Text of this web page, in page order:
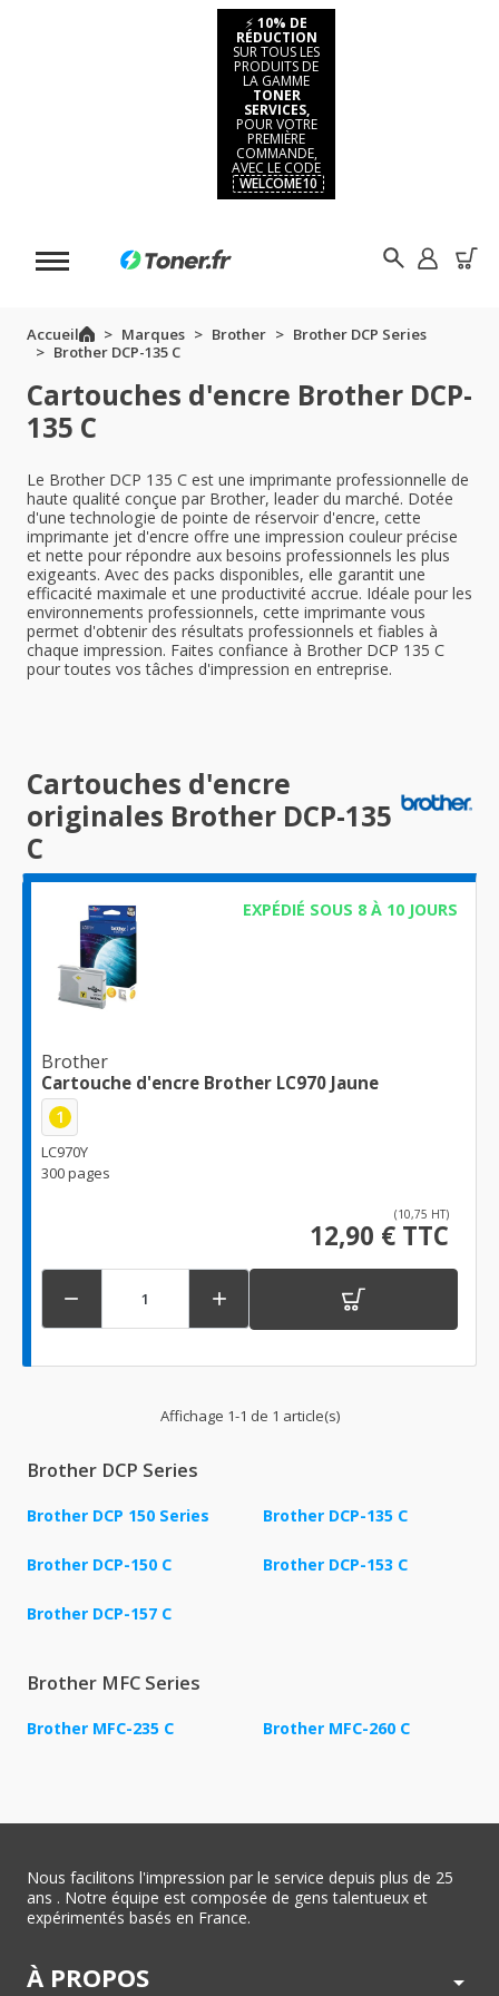
⚡ 10% DE
RÉDUCTION
SUR TOUS LES
PRODUITS DE
LA GAMME
TONER
SERVICES,
POUR VOTRE
PREMIÈRE
COMMANDE,
AVEC LE CODE
WELCOME10
Accueil Marques Brother
Brother DCP Series
Brother DCP-135 C
Cartouches d'encre Brother DCP-
135 C
Le Brother DCP 135 C est une imprimante professionnelle de
haute qualité conçue par Brother, leader du marché. Dotée
d'une technologie de pointe de réservoir d'encre, cette
imprimante jet d'encre offre une impression couleur précise
et nette pour répondre aux besoins professionnels les plus
exigeants. Avec des packs disponibles, elle garantit une
efficacité maximale et une productivité accrue. Idéale pour les
environnements professionnels, cette imprimante vous
permet d'obtenir des résultats professionnels et fiables à
chaque impression. Faites confiance à Brother DCP 135 C
pour toutes vos tâches d'impression en entreprise.
Cartouches d'encre
originales Brother DCP-135
C
EXPÉDIÉ SOUS 8 À 10 JOURS
Brother
Cartouche d'encre Brother LC970 Jaune
1
LC970Y
300 pages
(10,75 HT)
12,90 € TTC
 
Affichage 1-1 de 1 article(s)
Brother DCP Series
Brother DCP 150 Series Brother DCP-135 C
Brother DCP-150 C Brother DCP-153 C
Brother DCP-157 C
Brother MFC Series
Brother MFC-235 C Brother MFC-260 C
Nous facilitons l'impression par le service depuis plus de 25
ans . Notre équipe est composée de gens talentueux et
expérimentés basés en France.
À PROPOS arrow_drop_down